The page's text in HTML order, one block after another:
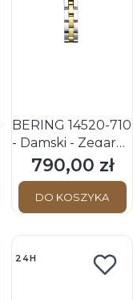
BERING 14520-710
- Damski - Zegarek
na bransolecie
Cena
790,00 zł
DO KOSZYKA
24H